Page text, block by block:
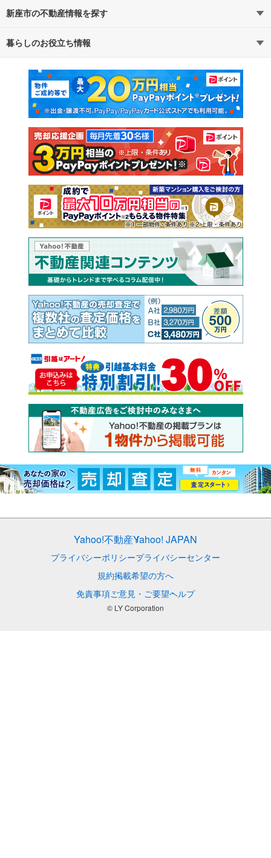
路線・駅から探す
通勤・通学時間から探す
新座市の不動産情報を探す
不動産・住宅
新築マンション 中古マンション
新築一戸建て 中古一戸建て
注文住宅 土地
売却査定
暮らしのお役立ち情報
マンションカタログ 教えて！住まいの先生
Yahoo!不動産Yahoo! JAPAN
プライバシーポリシープライバシーセンター
規約掲載希望の方へ
免責事項ご意見・ご要望ヘルプ
© LY Corporation